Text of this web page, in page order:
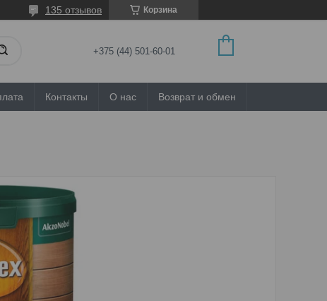
Корзина
135 отзывов
+375 (44) 501-60-01
Контакты О нас Возврат и обмен